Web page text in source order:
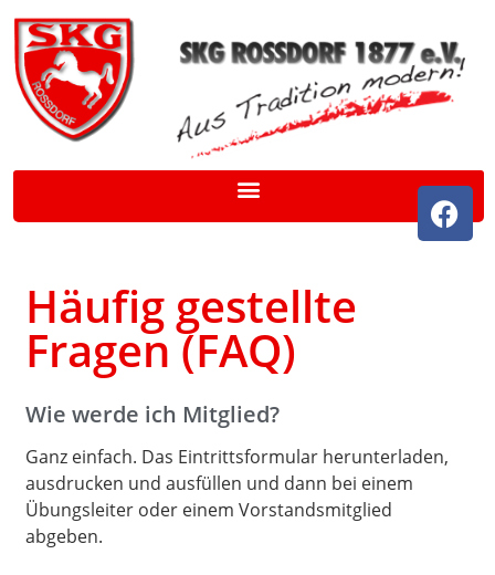
Häufig gestellte
Fragen (FAQ)
Wie werde ich Mitglied?
Ganz einfach. Das Eintrittsformular herunterladen,
ausdrucken und ausfüllen und dann bei einem
Übungsleiter oder einem Vorstandsmitglied
abgeben.